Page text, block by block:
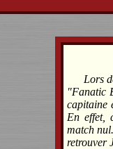
Lors
"Fanatic
capitaine
En effet,
match
retrouver